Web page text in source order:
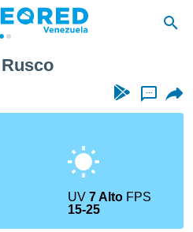
...
UV7 Alto FPS
15-25